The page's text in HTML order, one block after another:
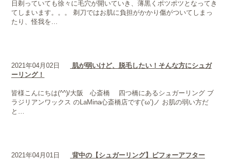
日剃っていても徐々に毛穴が開いていき、薄黒くポツポツとなってき
てしまいます。。。 剃刀ではお肌に負担がかかり傷がついてしまっ
たり、怪我を…
2021年04月02日
肌が弱いけど、脱毛したい！そんな方にシュガ
ーリング！
皆様こんにちは(^^)/大阪 心斎橋 四つ橋にあるシュガーリング ブ
ラジリアンワックス のLaMina心斎橋店です(‘ω’)ノ お肌の弱い方だ
と…
2021年04月01日 背中の【シュガーリング】ビフォーアフター